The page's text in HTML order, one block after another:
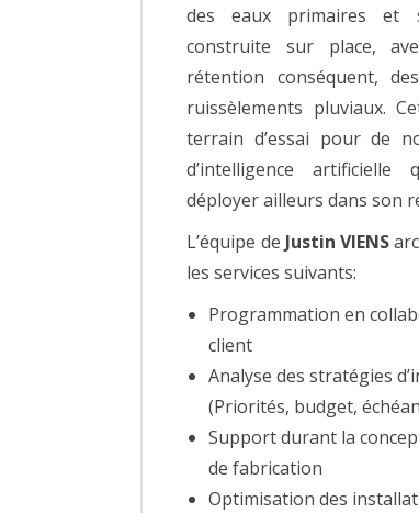
des eaux primaires et
construite sur place,
rétention conséquent,
ruissèlements pluviaux.
terrain d’essai pour de
d’intelligence artificielle
déployer ailleurs dans son
L’équipe de Justin VIENS
les services suivants:
Programmation en
client
Analyse des stratégies
(Priorités, budget,
Support durant la
de fabrication
Optimisation des